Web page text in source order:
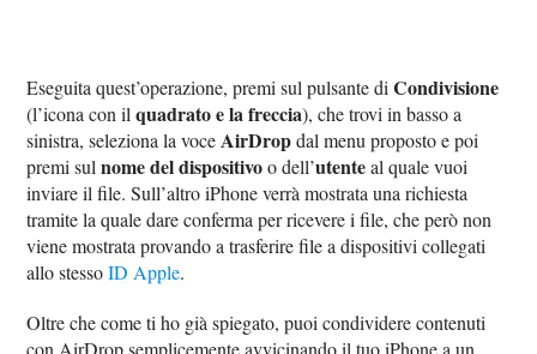
Eseguita quest’operazione, premi sul pulsante diCondivisione
(l’icona con ilquadrato e la freccia), che trovi in basso a
sinistra, seleziona la voceAirDropdal menu proposto e poi
premi sulnome del dispositivoo dell’utenteal quale vuoi
inviare il file. Sull’altro iPhone verrà mostrata una richiesta
tramite la quale dare conferma per ricevere i file, che però non
viene mostrata provando a trasferire file a dispositivi collegati
allo stessoID Apple.
Oltre che come ti ho già spiegato, puoi condividere contenuti